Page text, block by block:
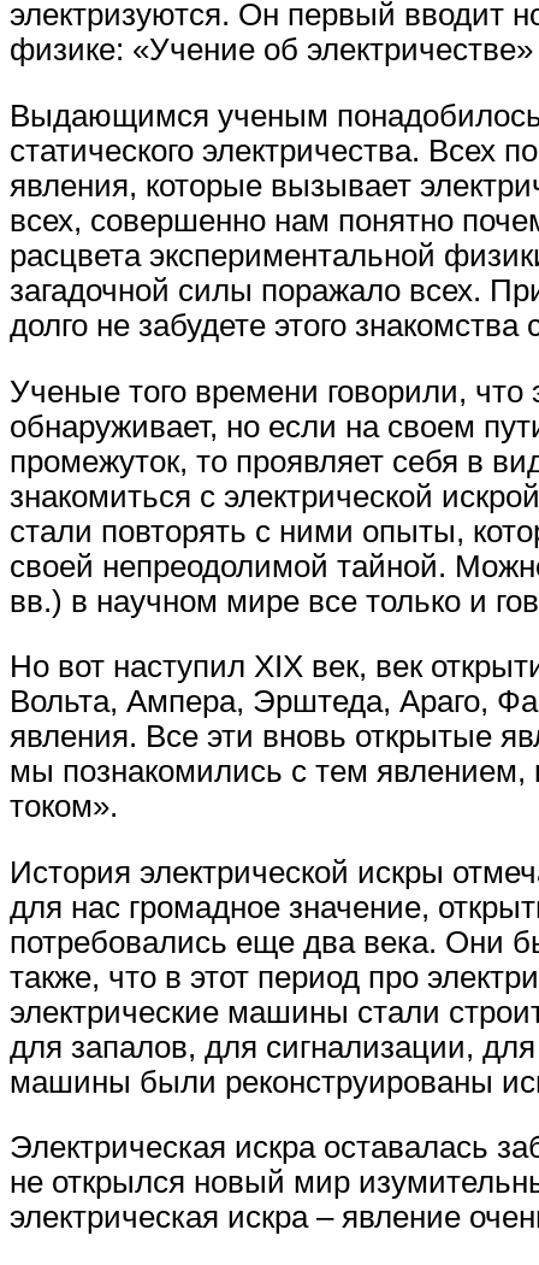
электризуются. Он первый вводит
физике: «Учение об электричестве»
Выдающимся ученым понадобилось
статического электричества. Всех
явления, которые вызывает
всех, совершенно нам понятно
расцвета экспериментальной
загадочной силы поражало всех.
долго не забудете этого
Ученые того времени говорили, что
обнаруживает, но если на своем
промежуток, то проявляет себя в
знакомиться с электрической
стали повторять с ними опыты,
своей непреодолимой тайной.
вв.) в научном мире все только и
Но вот наступил XIX век, век
Вольта, Ампера, Эрштеда, Араго,
явления. Все эти вновь открытые
мы познакомились с тем
током».
История электрической искры
для нас громадное значение,
потребовались еще два века. Они
также, что в этот период про
электрические машины стали
для запалов, для сигнализации,
машины были реконструированы
Электрическая искра оставалась
не открылся новый мир
электрическая искра – явление